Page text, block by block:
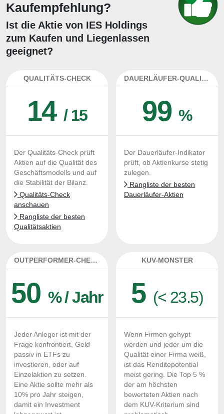
Kaufempfehlung?
Ist die Aktie von IES Holdings
zum Kaufen und Liegenlassen
geeignet?
QUALITÄTS-CHECK
14 / 15
Der Qualitäts-Check prüft
Aktien auf die Qualität des
Geschäftsmodells und auf
die Stabilität der Bilanz.
Qualitäts-Check
anschauen
Rangliste der besten
Qualitätsaktien
DAUERLÄUFER-QUALITÄTEN
99%
Der Dauerläufer-Indikator
prüft, ob Aktienkurse stetig
zulegen.
Rangliste der besten
Dauerläufer-Aktien
OUTPERFORMER-CHECK
50 % / Jahr
Jeder Anleger ist mit der
Frage konfrontiert, Geld
passiv in ETFs zu
investieren, oder auf
Einzelaktien zu setzen.
Eine Aktie sollte mehr als
10% pro Jahr steigen,
damit ein Investment
KUV-MONSTER
5 (< 23.5)
Wenn Firmen gehypt
werden und jeder um die
Qualität einer Firma weiß,
ist das Renditepotential
meist gering. Die Top 5 %
der am höchsten
bewerteten Aktien nach
dem KUV-Kriterium sind